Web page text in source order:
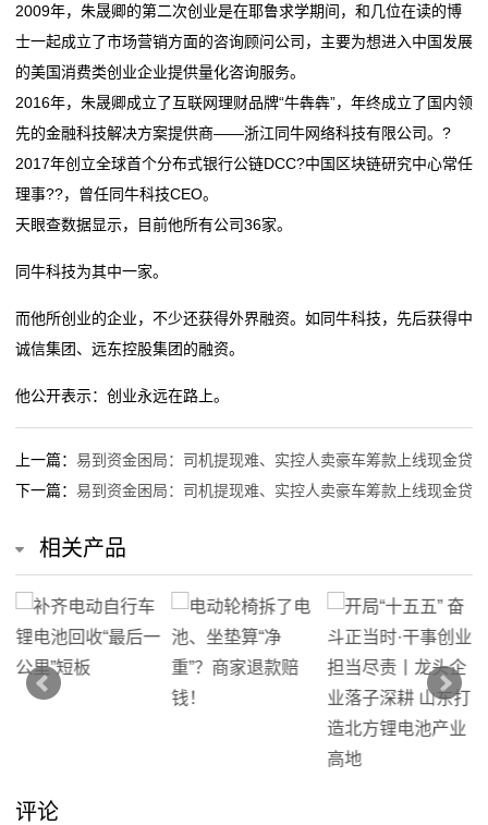
2009年，朱晟卿的第二次创业是在耶鲁求学期间，和几位在读的博
士一起成立了市场营销方面的咨询顾问公司，主要为想进入中国发展
的美国消费类创业企业提供量化咨询服务。
2016年，朱晟卿成立了互联网理财品牌“牛犇犇”，年终成立了国内领
先的金融科技解决方案提供商——浙江同牛网络科技有限公司。?
2017年创立全球首个分布式银行公链DCC?中国区块链研究中心常任
理事??，曾任同牛科技CEO。
天眼查数据显示，目前他所有公司36家。
同牛科技为其中一家。
而他所创业的企业，不少还获得外界融资。如同牛科技，先后获得中
诚信集团、远东控股集团的融资。
他公开表示：创业永远在路上。
上一篇： 易到资金困局：司机提现难、实控人卖豪车筹款上线现金贷
下一篇： 易到资金困局：司机提现难、实控人卖豪车筹款上线现金贷
相关产品
评论